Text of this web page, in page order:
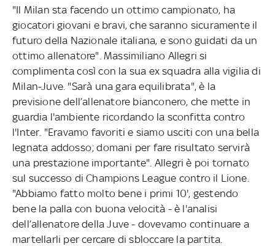
"Il Milan sta facendo un ottimo campionato, ha
giocatori giovani e bravi, che saranno sicuramente il
futuro della Nazionale italiana, e sono guidati da un
ottimo allenatore". Massimiliano Allegri si
complimenta così con la sua ex squadra alla vigilia di
Milan-Juve. "Sarà una gara equilibrata", è la
previsione dell’allenatore bianconero, che mette in
guardia l'ambiente ricordando la sconfitta contro
l'Inter. "Eravamo favoriti e siamo usciti con una bella
legnata addosso; domani per fare risultato servirà
una prestazione importante". Allegri è poi tornato
sul successo di Champions League contro il Lione.
"Abbiamo fatto molto bene i primi 10', gestendo
bene la palla con buona velocità - è l'analisi
dell’allenatore della Juve - dovevamo continuare a
martellarli per cercare di sbloccare la partita.